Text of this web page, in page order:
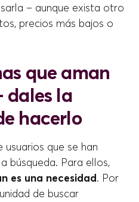
– aunque exista otro
precios más bajos o
que aman
dales la
hacerlo
que se han
búsqueda. Para ellos,
es una necesidad. Por
de buscar